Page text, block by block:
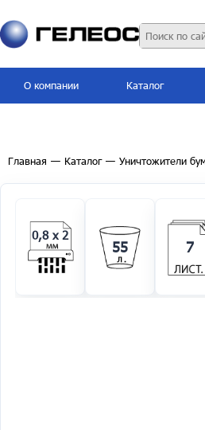
О компании Каталог
Главная — Каталог — Уничтожители
0,8 x 2
55 7